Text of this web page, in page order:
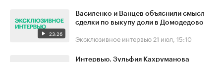
23:26
Василенко и Ванцев объяснили смысл
сделки по выкупу доли в Домодедово
Эксклюзивное интервью 21 июл, 15:10
Интервью. Зульфия Кахруманова